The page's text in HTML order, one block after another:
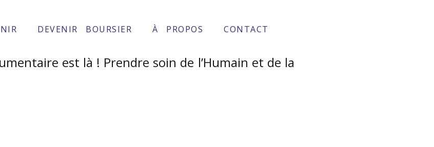
DEVENIR BOURSIER À PROPOS CONTACT
est là ! Prendre soin de l’Humain et de la